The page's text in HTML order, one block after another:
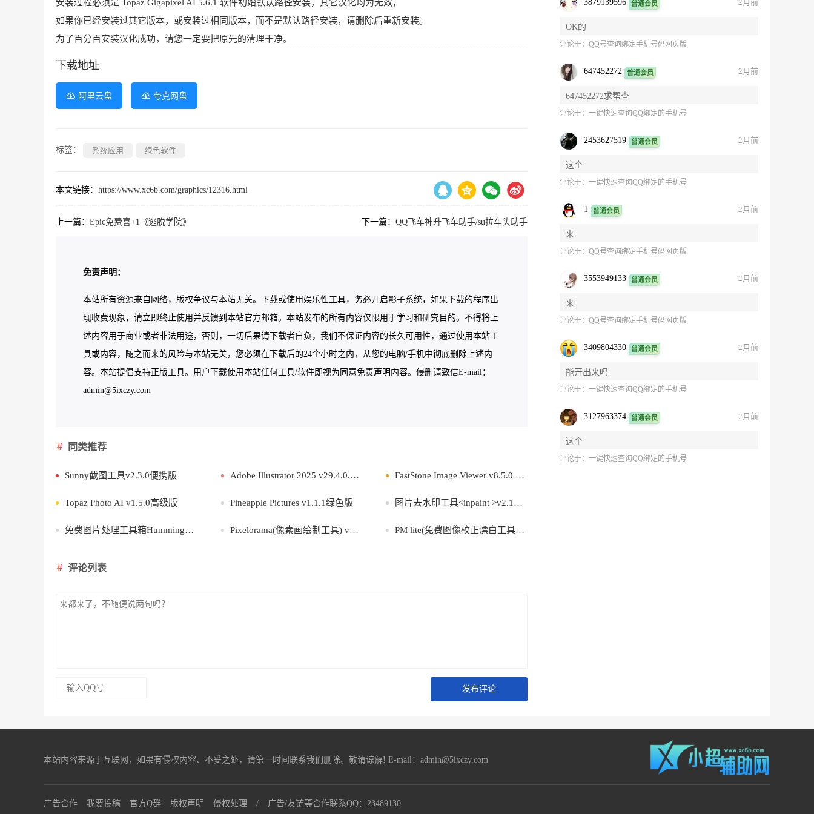
安装过程必须是 Topaz Gigapixel AI 5.6.1 软件初始默认路径安装，其它汉化均为无效，
如果你已经安装过其它版本，或安装过相同版本，而不是默认路径安装，请删除后重新安装。
为了百分百安装汉化成功，请您一定要把原先的清理干净。
下载地址
阿里云盘 夸克网盘
标签： 系统应用 绿色软件
本文链接： https://www.xc6b.com/graphics/12316.html
上一篇： Epic免费喜+1《逃脱学院》 下一篇：QQ飞车神升飞车助手/su拉车头助手
免责声明：
本站所有资源来自网络，版权争议与本站无关。下载或使用娱乐性工具，务必开启影子系统，如果下载的程序出
现收费现象，请立即终止使用并反馈到本站官方邮箱。本站发布的所有内容仅限用于学习和研究目的。不得将上
述内容用于商业或者非法用途，否则，一切后果请下载者自负，我们不保证内容的长久可用性，通过使用本站工
具或内容，随之而来的风险与本站无关，您必须在下载后的24个小时之内，从您的电脑/手机中彻底删除上述内
容。本站提倡支持正版工具。用户下载使用本站任何工具/软件即视为同意免责声明内容。侵删请致信E-mail：
admin@5ixczy.com
同类推荐
Sunny截图工具v2.3.0便携版 Adobe Illustrator 2025 v29.4.0.152破解版 FastStone Image Viewer v8.5.0 中文绿色版
Topaz Photo AI v1.5.0高级版 Pineapple Pictures v1.1.1绿色版 图片去水印工具<inpaint >v2.1单文件版
免费图片处理工具箱Hummingbirdv5.3.0 Pixelorama(像素画绘制工具) v1.0.4 中文版 PM lite(免费图像校正漂白工具)v1.2.2.20
评论列表
发布评论
3879139596 普通会员 2月前
OK的
评论于：QQ号查询绑定手机号码网页版
647452272 普通会员 2月前
647452272求帮查
评论于：一键快速查询QQ绑定的手机号
2453627519 普通会员 2月前
这个
评论于：一键快速查询QQ绑定的手机号
1 普通会员 2月前
来
评论于：QQ号查询绑定手机号码网页版
3553949133 普通会员 2月前
来
评论于：QQ号查询绑定手机号码网页版
3409804330 普通会员 2月前
能开出来吗
评论于：一键快速查询QQ绑定的手机号
3127963374 普通会员 2月前
这个
评论于：一键快速查询QQ绑定的手机号
本站内容来源于互联网，如果有侵权内容、不妥之处，请第一时间联系我们删除。敬请谅解! E-mail：admin@5ixczy.com
广告合作 我要投稿 官方Q群 版权声明 侵权处理 / 广告/友链等合作联系QQ：23489130